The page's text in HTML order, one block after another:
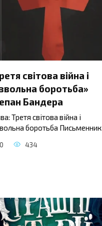
світова війна і
боротьба»
Бандера
Третя світова війна і
боротьба Письменник
0 434